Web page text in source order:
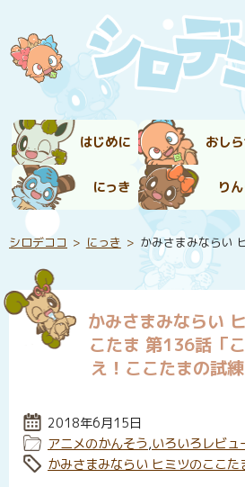
はじめに おし
にっき りん
シロデココ にっき かみさまみならい
かみさまみならい
こたま 第136話「
え！ここたまの試
投稿日:
2018年6月15日
カテゴリー:
アニメのかんそう,いろいろレビュ
タグ:
かみさまみならい ヒミツのここた